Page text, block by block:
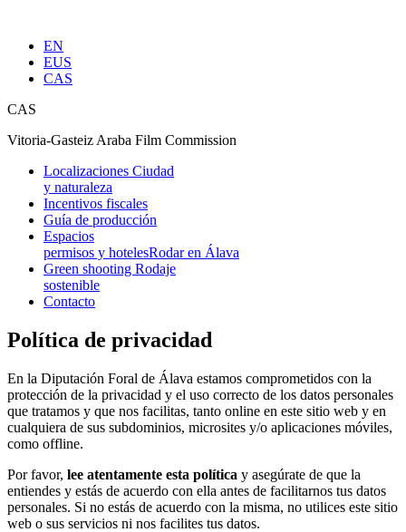
EN
EUS
CAS
CAS
Vitoria-Gasteiz Araba Film Commission
Localizaciones Ciudad
y naturaleza
Incentivos fiscales
Guía de producción
Espacios
permisos y hotelesRodar en Álava
Green shooting Rodaje
sostenible
Contacto
Política de privacidad
En la Diputación Foral de Álava estamos comprometidos con la
protección de la privacidad y el uso correcto de los datos personales
que tratamos y que nos facilitas, tanto online en este sitio web y en
cualquiera de sus subdominios, microsites y/o aplicaciones móviles,
como offline.
Por favor, lee atentamente esta política y asegúrate de que la
entiendes y estás de acuerdo con ella antes de facilitarnos tus datos
personales. Si no estás de acuerdo con la misma, no utilices este sitio
web o sus servicios ni nos facilites tus datos.